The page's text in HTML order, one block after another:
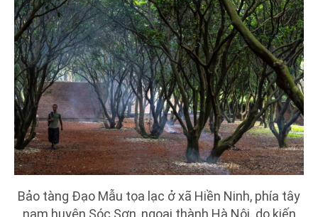
Bảo tàng Đạo Mẫu tọa lạc ở xã Hiền Ninh, phía tây
nam huyện Sóc Sơn, ngoại thành Hà Nội. do kiến